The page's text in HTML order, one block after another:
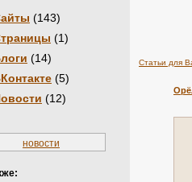
(143)
(1)
(14)
(5)
(12)
новости
Статьи для